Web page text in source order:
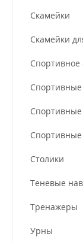
Скамейки
Скамейки
Спортивное
Столики
Теневые
Тренажеры
Урны